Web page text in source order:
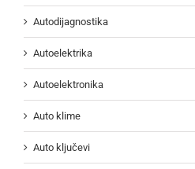
Autodijagnostika
Autoelektrika
Autoelektronika
Auto klime
Auto ključevi